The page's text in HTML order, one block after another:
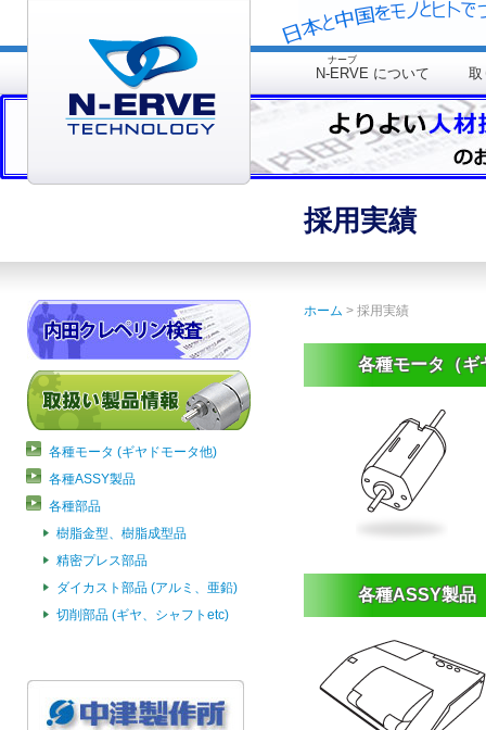
N-ERVE
ナーブ
について 取
採用実績
各種モータ (ギヤドモータ他)
各種ASSY製品
各種部品
樹脂金型、樹脂成型品
精密プレス部品
ダイカスト部品 (アルミ、亜鉛)
切削部品 (ギヤ、シャフトetc)
ホーム > 採用実績
各種モータ（ギ
各種ASSY製品